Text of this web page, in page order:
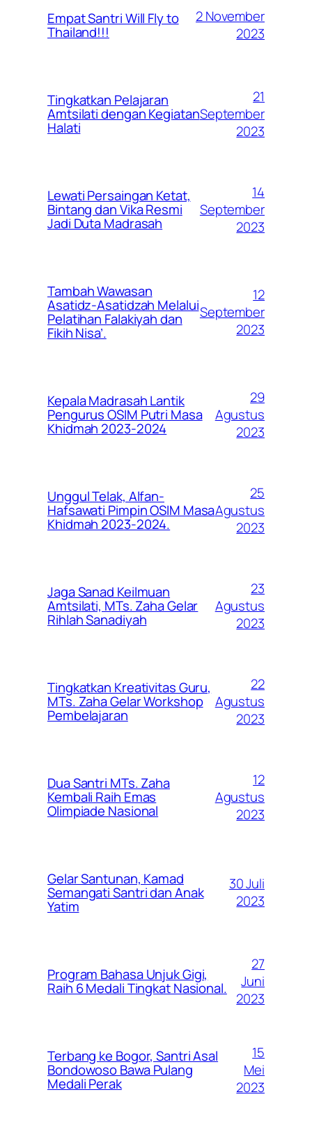
Empat Santri Will Fly to
Thailand!!!
2 November
2023
Tingkatkan Pelajaran
Amtsilati dengan Kegiatan
Halati
21
September
2023
Lewati Persaingan Ketat,
Bintang dan Vika Resmi
Jadi Duta Madrasah
14
September
2023
Tambah Wawasan
Asatidz-Asatidzah Melalui
Pelatihan Falakiyah dan
Fikih Nisa’.
12
September
2023
Kepala Madrasah Lantik
Pengurus OSIM Putri Masa
Khidmah 2023-2024
29
Agustus
2023
Unggul Telak, Alfan-
Hafsawati Pimpin OSIM Masa
Khidmah 2023-2024.
25
Agustus
2023
Jaga Sanad Keilmuan
Amtsilati, MTs. Zaha Gelar
Rihlah Sanadiyah
23
Agustus
2023
Tingkatkan Kreativitas Guru,
MTs. Zaha Gelar Workshop
Pembelajaran
22
Agustus
2023
Dua Santri MTs. Zaha
Kembali Raih Emas
Olimpiade Nasional
12
Agustus
2023
Gelar Santunan, Kamad
Semangati Santri dan Anak
Yatim
30 Juli
2023
Program Bahasa Unjuk Gigi,
Raih 6 Medali Tingkat Nasional.
27
Juni
2023
Terbang ke Bogor, Santri Asal
Bondowoso Bawa Pulang
Medali Perak
15
Mei
2023